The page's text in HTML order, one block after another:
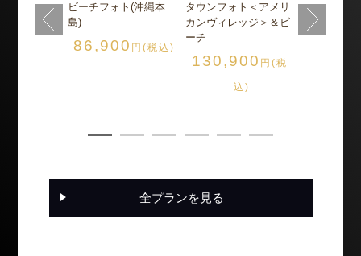
円(税
ビーチフォト(沖縄本
島)
86,900 円(税込)
タウンフォト＜アメリ
カンヴィレッジ＞＆ビ
ーチ
130,900 円(税
込)
グレイス・
全プランを見る